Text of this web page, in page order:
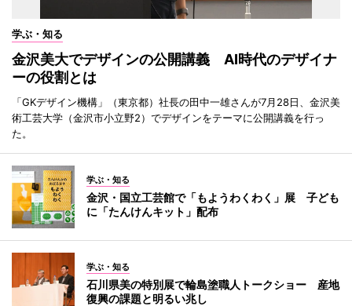
学ぶ・知る
金沢美大でデザインの公開講義 AI時代のデザイナ
ーの役割とは
「GKデザイン機構」（東京都）社長の田中一雄さんが7月28日、金沢美
術工芸大学（金沢市小立野2）でデザインをテーマに公開講義を行っ
た。
学ぶ・知る
金沢・国立工芸館で「もようわくわく」展 子ども
に「たんけんキット」配布
学ぶ・知る
石川県美の特別展で輪島塗職人トークショー 産地
復興の課題と明るい兆し